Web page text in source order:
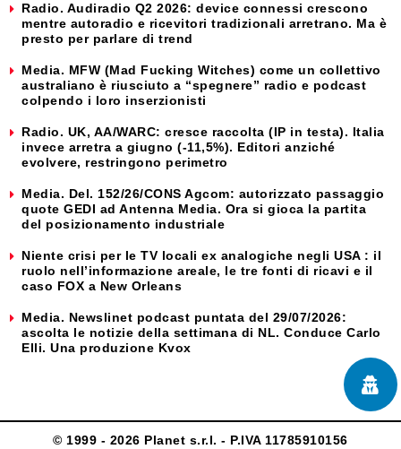
Radio. Audiradio Q2 2026: device connessi crescono
mentre autoradio e ricevitori tradizionali arretrano. Ma è
presto per parlare di trend
Media. MFW (Mad Fucking Witches) come un collettivo
australiano è riusciuto a “spegnere” radio e podcast
colpendo i loro inserzionisti
Radio. UK, AA/WARC: cresce raccolta (IP in testa). Italia
invece arretra a giugno (-11,5%). Editori anziché
evolvere, restringono perimetro
Media. Del. 152/26/CONS Agcom: autorizzato passaggio
quote GEDI ad Antenna Media. Ora si gioca la partita
del posizionamento industriale
Niente crisi per le TV locali ex analogiche negli USA : il
ruolo nell’informazione areale, le tre fonti di ricavi e il
caso FOX a New Orleans
Media. Newslinet podcast puntata del 29/07/2026:
ascolta le notizie della settimana di NL. Conduce Carlo
Elli. Una produzione Kvox
© 1999 - 2026 Planet s.r.l. - P.IVA 11785910156